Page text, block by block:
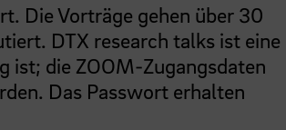
Die Vorträge gehen über 30
DTX research talks ist eine
ist; die ZOOM-Zugangsdaten
Das Passwort erhalten